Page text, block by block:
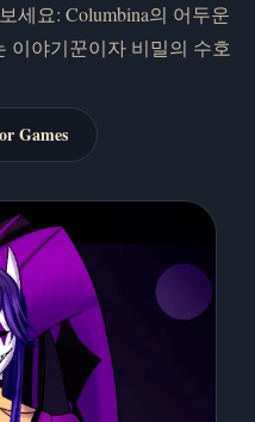
세요: Columbina의 어두운
이야기꾼이자 비밀의 수호
Games